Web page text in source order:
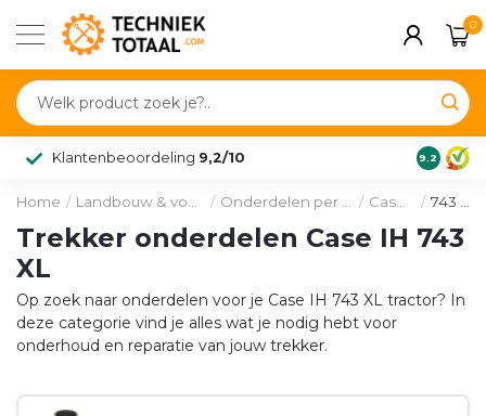
0
Klantenbeoordeling 9,2/10 9.2
Home / / / /
Trekker onderdelen Case IH 743
XL
Op zoek naar onderdelen voor je Case IH 743 XL tractor? In
deze categorie vind je alles wat je nodig hebt voor
onderhoud en reparatie van jouw trekker.